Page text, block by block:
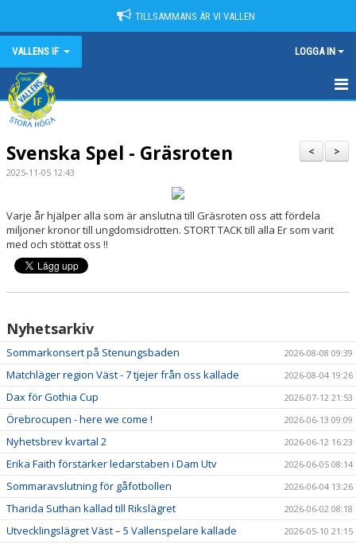
TILLSAMMANS ÄR VI VALLEN
VALLENS IF LOGGA IN
HEM
NYHETER
KONTAKT
KALENDER
MATCHER
SPONSORER
VERKSAMHETSHANDBOK
VALLENLEDARE
FÖRÄLDRAR
LÄNKAR
>
<
Svenska Spel - Gräsroten
2025-11-05 12:43
Varje år hjälper alla som är anslutna till Gräsroten oss att fördela
miljoner kronor till ungdomsidrotten. STORT TACK till alla Er som varit
med och stöttat oss !!
Nyhetsarkiv
Sommarkonsert på Stenungsbaden 2026-08-08 09:39
Matchläger region Väst - 7 tjejer från oss kallade 2026-08-04 19:26
Dax för Gothia Cup 2026-07-12 21:53
Örebrocupen - here we come ! 2026-06-13 09:09
Nyhetsbrev kvartal 2 2026-06-12 16:23
Erika Faith förstärker ledarstaben i Dam Utv 2026-06-05 08:14
Sommaravslutning för gåfotbollen 2026-06-04 13:26
Tharida Suthan kallad till Rikslägret 2026-06-02 08:18
Utvecklingslägret Väst – 5 Vallenspelare kallade 2026-05-10 21:15